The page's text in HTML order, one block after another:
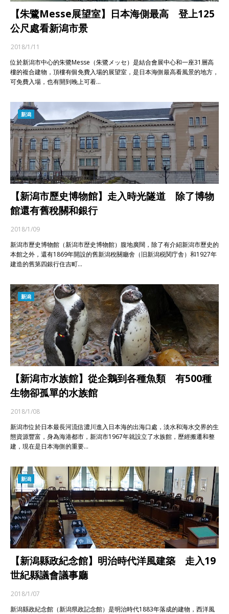
【朱鷺Messe展望室】日本海側最高 登上125
公尺處看新潟市景
2018/1/11
位於新潟市中心的朱鷺Messe（朱鷺メッセ）是結合會展中心和一座31層高
樓的複合建物，頂樓有個免費入場的展望室，是日本海側最高看風景的地方，
可免費入場，也有開到晚上可看…
新潟
【新潟市歷史博物館】走入時光隧道 除了博物
館還有舊稅關和銀行
2018/1/09
新潟市歷史博物館（新潟市歴史博物館）腹地廣闊，除了有介紹新潟市歷史的
本館之外，還有1869年開設的舊新潟稅關廳舍（旧新潟税関庁舎）和1927年
建造的舊第四銀行住吉町…
新潟
【新潟市水族館】從企鵝到各種魚類 有500種
生物卻孤單的水族館
2018/1/08
新潟市位於日本最長河流信濃川進入日本海的出海口處，淡水和海水交界的生
態資源豐富，身為海港都市，新潟市1967年就設立了水族館，歷經搬遷和整
建，現在是日本海側的重要…
新潟
【新潟縣政紀念館】明治時代洋風建築 走入19
世紀縣議會議事廳
2018/1/07
新潟縣政紀念館（新潟県政記念館）是明治時代1883年落成的建物，西洋風